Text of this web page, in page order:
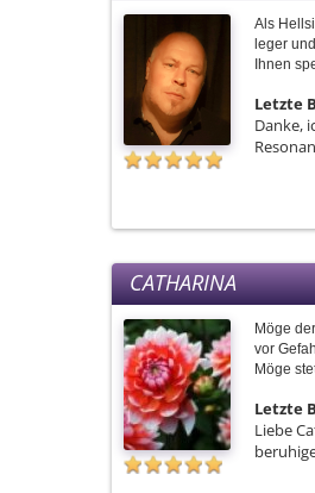
Als
leger
Ihnen
Letzte
Danke,
CATHARINA
Möge
vor
Möge
Letzte
Liebe